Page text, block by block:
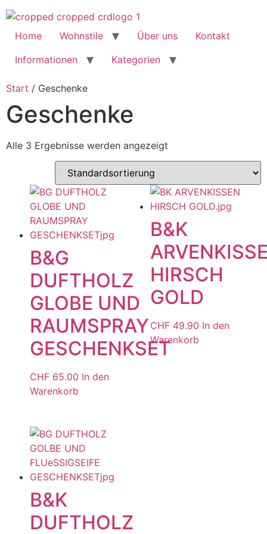
Home Wohnstile Über uns
Kontakt
Informationen
Kategorien
Start / Geschenke
Geschenke
Alle 3 Ergebnisse werden angezeigt
B&G
DUFTHOLZ
GLOBE UND
RAUMSPRAY
GESCHENKSET
CHF 65.00 In den
Warenkorb
B&K
HIRSCH
GOLD
CHF49.90 In den
Warenkorb
B&K
DUFTHOLZ